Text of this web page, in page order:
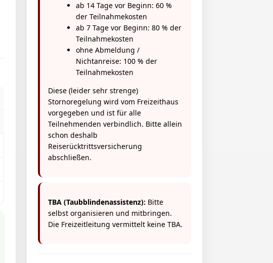
ab 14 Tage vor Beginn: 60 %
der Teilnahmekosten
ab 7 Tage vor Beginn: 80 % der
Teilnahmekosten
ohne Abmeldung /
Nichtanreise: 100 % der
Teilnahmekosten
Diese (leider sehr strenge)
Stornoregelung wird vom Freizeithaus
vorgegeben und ist für alle
Teilnehmenden verbindlich. Bitte allein
schon deshalb
Reiserücktrittsversicherung
abschließen.
TBA (Taubblindenassistenz): Bitte
selbst organisieren und mitbringen.
Die Freizeitleitung vermittelt keine TBA.